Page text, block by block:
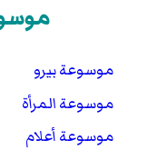
موسوعة بيرو
موسوعة المرأة
موسوعة أعلام